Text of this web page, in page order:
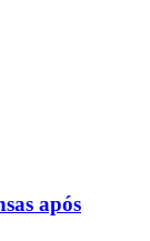
após